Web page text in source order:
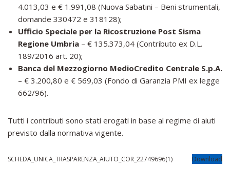
4.013,03 e € 1.991,08 (Nuova Sabatini – Beni strumentali,
domande 330472 e 318128);
Ufficio Speciale per la Ricostruzione Post Sisma
Regione Umbria – € 135.373,04 (Contributo ex D.L.
189/2016 art. 20);
Banca del Mezzogiorno MedioCredito Centrale S.p.A.
– € 3.200,80 e € 569,03 (Fondo di Garanzia PMI ex legge
662/96).
Tutti i contributi sono stati erogati in base al regime di aiuti
previsto dalla normativa vigente.
SCHEDA_UNICA_TRASPARENZA_AIUTO_COR_22749696(1) Download